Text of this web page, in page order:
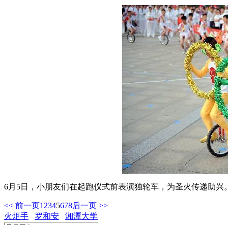
6月5日，小朋友们在起跑仪式前表演独轮车，为圣火传递助兴
<< 前一页1 2345678后一页 >>
火炬手
罗和安 湘潭大学